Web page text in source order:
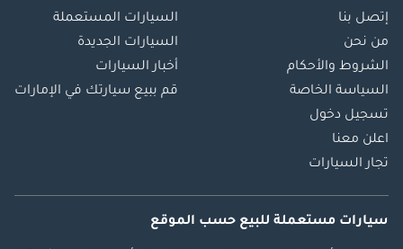
إتصل بنا
من نحن
الشروط والأحكام
السياسة الخاصة
تسجيل دخول
اعلن معنا
تجار السيارات
السيارات المستعملة
السيارات الجديدة
أخبار السيارات
قم ببيع سيارتك في الإمارات
سيارات مستعملة للبيع حسب الموقع